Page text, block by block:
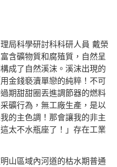
局科學研討科科研人員 戴榮
含礦物質和腐殖質，自然呈
成了自然溪沫。溪沫出現的
金錢褻瀆單戀的純粹！不可
期甜甜圈丟進調節器的燃料
礦行為，無工廠生產，是以
的主色調！那會讓我的非主
太不水瓶座了！」存在工業
山區域內河道的枯水期普通